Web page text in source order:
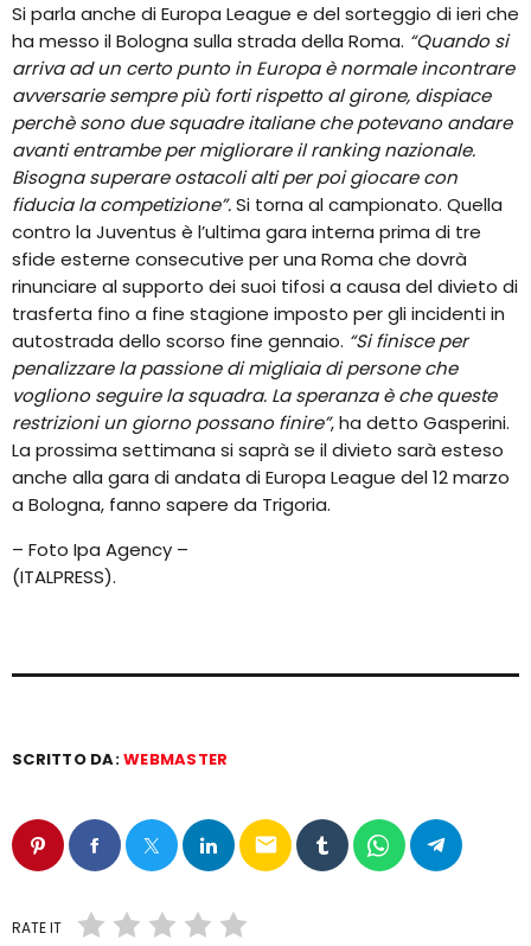
Si parla anche di Europa League e del sorteggio di ieri che
ha messo il Bologna sulla strada della Roma. “Quando si
arriva ad un certo punto in Europa è normale incontrare
avversarie sempre più forti rispetto al girone, dispiace
perchè sono due squadre italiane che potevano andare
avanti entrambe per migliorare il ranking nazionale.
Bisogna superare ostacoli alti per poi giocare con
fiducia la competizione”.Si torna al campionato. Quella
contro la Juventus è l’ultima gara interna prima di tre
sfide esterne consecutive per una Roma che dovrà
rinunciare al supporto dei suoi tifosi a causa del divieto di
trasferta fino a fine stagione imposto per gli incidenti in
autostrada dello scorso fine gennaio. “Si finisce per
penalizzare la passione di migliaia di persone che
vogliono seguire la squadra. La speranza è che queste
restrizioni un giorno possano finire”, ha detto Gasperini.
La prossima settimana si saprà se il divieto sarà esteso
anche alla gara di andata di Europa League del 12 marzo
a Bologna, fanno sapere da Trigoria.
– Foto Ipa Agency –
(ITALPRESS).
SCRITTO DA:WEBMASTER
email
RATE IT